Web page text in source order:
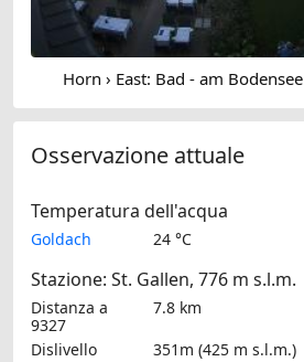
Horn › East: Bad - am Bodensee
Osservazione attuale
Temperatura dell'acqua
Goldach 24 °C
Stazione: St. Gallen, 776 m s.l.m.
Distanza a
9327
7.8 km
Dislivello
351m (425 m s.l.m.)